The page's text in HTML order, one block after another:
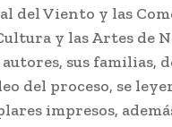
del Viento y las
y las Artes de
sus familias,
del proceso, se
impresos,